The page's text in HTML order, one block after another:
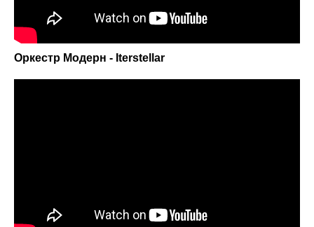
Оркестр Модерн - Iterstellar